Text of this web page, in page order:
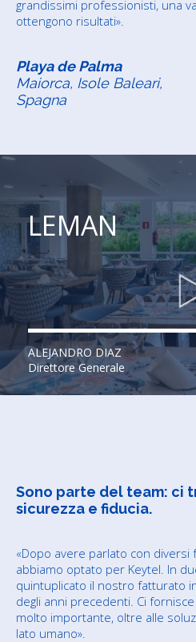
LEMAN
ALEJANDRO DIAZ
Direttore Generale
grandissimi professionisti, una
ottengono risultati».
Playa de Palma
Maiorca, Isole Baleari,
Spagna
Sono parte del team: ci
sicurezza e fiducia.
«Dopo avere parlato con diversi
abbiamo optato per Keytel. In
quintuplicato il nostro fatturato
degli anni precedenti. Ci
molto importante, oltre alle
lato umano».